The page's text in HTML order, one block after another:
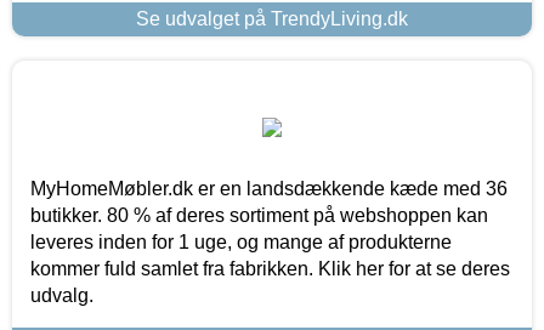
Se udvalget på TrendyLiving.dk
MyHomeMøbler.dk er en landsdækkende kæde med 36
butikker. 80 % af deres sortiment på webshoppen kan
leveres inden for 1 uge, og mange af produkterne
kommer fuld samlet fra fabrikken. Klik her for at se deres
udvalg.